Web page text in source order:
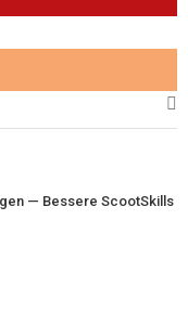
— Bessere ScootSkills